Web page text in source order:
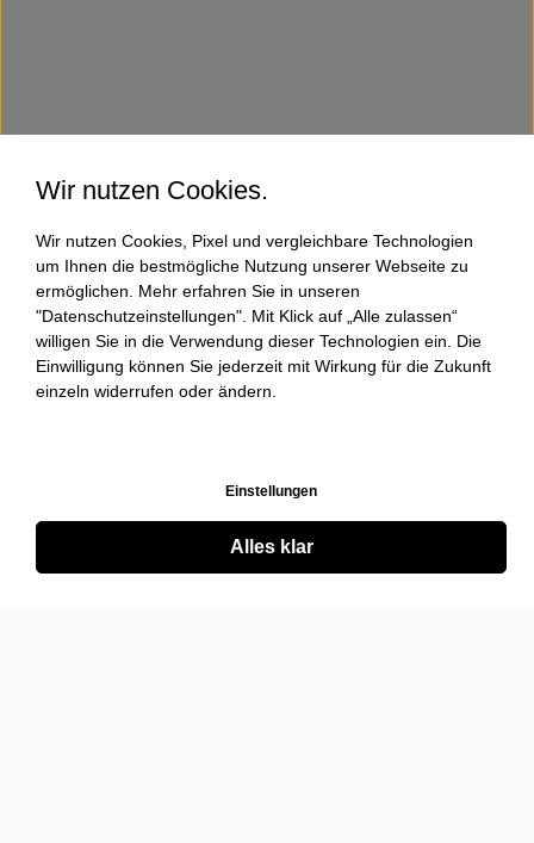
Wir nutzen Cookies.
Wir nutzen Cookies, Pixel und vergleichbare Technologien
um Ihnen die bestmögliche Nutzung unserer Webseite zu
ermöglichen. Mehr erfahren Sie in unseren
"Datenschutzeinstellungen". Mit Klick auf „Alle zulassen“
willigen Sie in die Verwendung dieser Technologien ein. Die
Einwilligung können Sie jederzeit mit Wirkung für die Zukunft
einzeln widerrufen oder ändern.
Einstellungen
Alles klar